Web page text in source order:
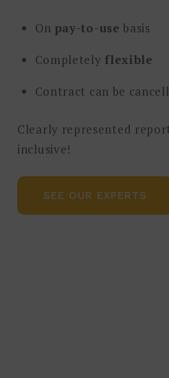
On pay-to-use basis
Completely flexible
Contract can be
Clearly represented
inclusive!
SEE OUR EXPERTS